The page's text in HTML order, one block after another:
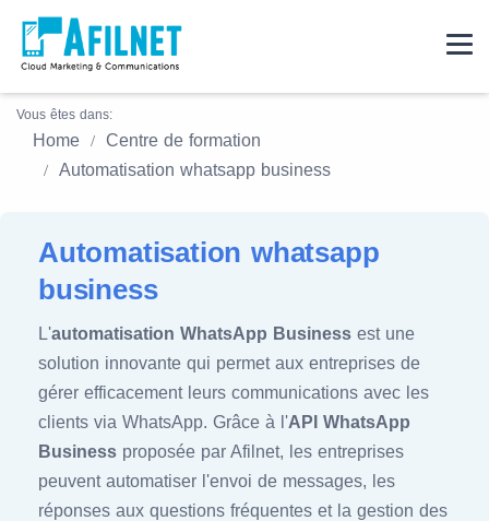
Vous êtes dans:
Home
Centre de formation
Automatisation whatsapp business
Automatisation whatsapp
business
L'automatisation WhatsApp Business est une
solution innovante qui permet aux entreprises de
gérer efficacement leurs communications avec les
clients via WhatsApp. Grâce à l'API WhatsApp
Business proposée par Afilnet, les entreprises
peuvent automatiser l'envoi de messages, les
réponses aux questions fréquentes et la gestion des